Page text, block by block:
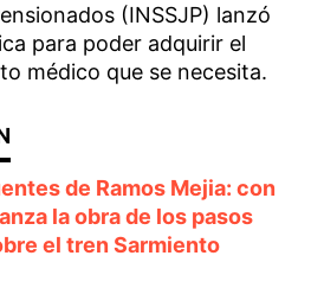
(INSSJP) lanzó
para poder adquirir el
médico que se necesita.
de Ramos Mejia: con
la obra de los pasos
el tren Sarmiento